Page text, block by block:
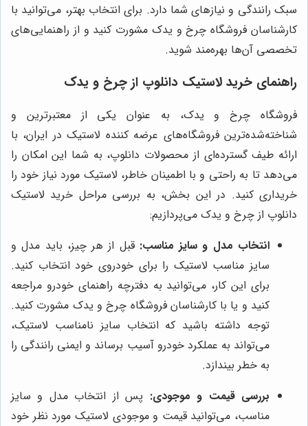
سبک رانندگی و نیازهای شما دارد. برای انتخاب بهتر، می‌توانید با
کارشناسان فروشگاه چرخ و یدک مشورت کنید و از راهنمایی‌های
تخصصی آن‌ها بهره‌مند شوید.
راهنمای خرید لاستیک دانلوپ از چرخ و یدک
فروشگاه چرخ و یدک، به عنوان یکی از معتبرترین و
شناخته‌شده‌ترین فروشگاه‌های عرضه کننده لاستیک در ایران، با
ارائه طیف گسترده‌ای از محصولات دانلوپ، به شما این امکان را
می‌دهد تا به راحتی و با اطمینان خاطر، لاستیک مورد نیاز خود را
خریداری کنید. در این بخش، به بررسی مراحل خرید لاستیک
دانلوپ از چرخ و یدک می‌پردازیم:
انتخاب مدل و سایز مناسب: قبل از هر چیز، باید مدل و
سایز مناسب لاستیک را برای خودروی خود انتخاب کنید.
برای این کار، می‌توانید به دفترچه راهنمای خودرو مراجعه
کنید و یا با کارشناسان فروشگاه چرخ و یدک مشورت کنید.
توجه داشته باشید که انتخاب سایز نامناسب لاستیک،
می‌تواند به عملکرد خودرو آسیب برساند و ایمنی رانندگی را
به خطر بیندازد.
بررسی قیمت و موجودی: پس از انتخاب مدل و سایز
مناسب، می‌توانید قیمت و موجودی لاستیک مورد نظر خود